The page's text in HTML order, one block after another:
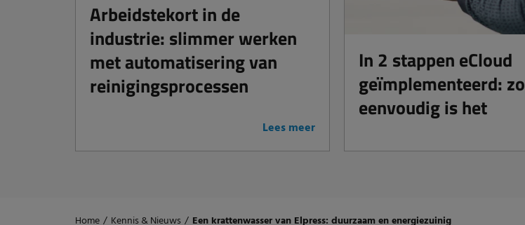
Arbeidstekort in de
industrie: slimmer werken
met automatisering van
reinigingsprocessen
Lees meer
In 2 stappen eCloud
geïmplementeerd: zo
eenvoudig is het
Home / Kennis & Nieuws / Een krattenwasser van Elpress: duurzaam en energiezuinig